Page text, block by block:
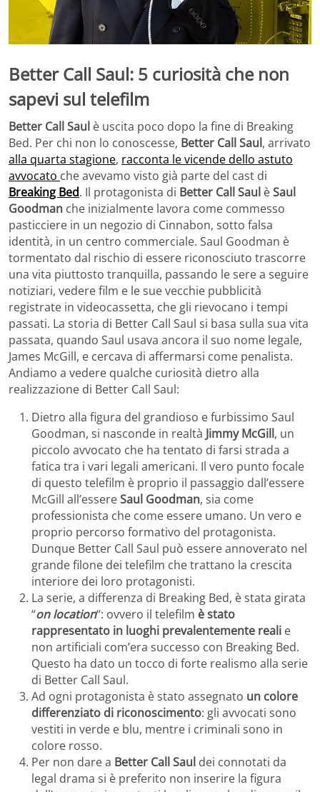
Better Call Saul: 5 curiosità che non
sapevi sul telefilm
Better Call Saul è uscita poco dopo la fine di Breaking
Bed. Per chi non lo conoscesse, Better Call Saul, arrivato
alla quarta stagione, racconta le vicende dello astuto
avvocato che avevamo visto già parte del cast di
Breaking Bed. Il protagonista di Better Call Saul èSaul
Goodman che inizialmente lavora come commesso
pasticciere in un negozio di Cinnabon, sotto falsa
identità, in un centro commerciale. Saul Goodman è
tormentato dal rischio di essere riconosciuto trascorre
una vita piuttosto tranquilla, passando le sere a seguire
notiziari, vedere film e le sue vecchie pubblicità
registrate in videocassetta, che gli rievocano i tempi
passati. La storia di Better Call Saul si basa sulla sua vita
passata, quando Saul usava ancora il suo nome legale,
James McGill, e cercava di affermarsi come penalista.
Andiamo a vedere qualche curiosità dietro alla
realizzazione di Better Call Saul:
Dietro alla figura del grandioso e furbissimo Saul
Goodman, si nasconde in realtà Jimmy McGill, un
piccolo avvocato che ha tentato di farsi strada a
fatica tra i vari legali americani. Il vero punto focale
di questo telefilm è proprio il passaggio dall’essere
McGill all’essereSaul Goodman, sia come
professionista che come essere umano. Un vero e
proprio percorso formativo del protagonista.
Dunque Better Call Saul può essere annoverato nel
grande filone dei telefilm che trattano la crescita
interiore dei loro protagonisti.
La serie, a differenza di Breaking Bed, è stata girata
“on location“: ovvero il telefilm è stato
rappresentato in luoghi prevalentemente reali e
non artificiali com’era successo con Breaking Bed.
Questo ha dato un tocco di forte realismo alla serie
di Better Call Saul.
Ad ogni protagonista è stato assegnato un colore
differenziato di riconoscimento: gli avvocati sono
vestiti in verde e blu, mentre i criminali sono in
colore rosso.
Per non dare a Better Call Saul dei connotati da
legal drama si è preferito non inserire la figura